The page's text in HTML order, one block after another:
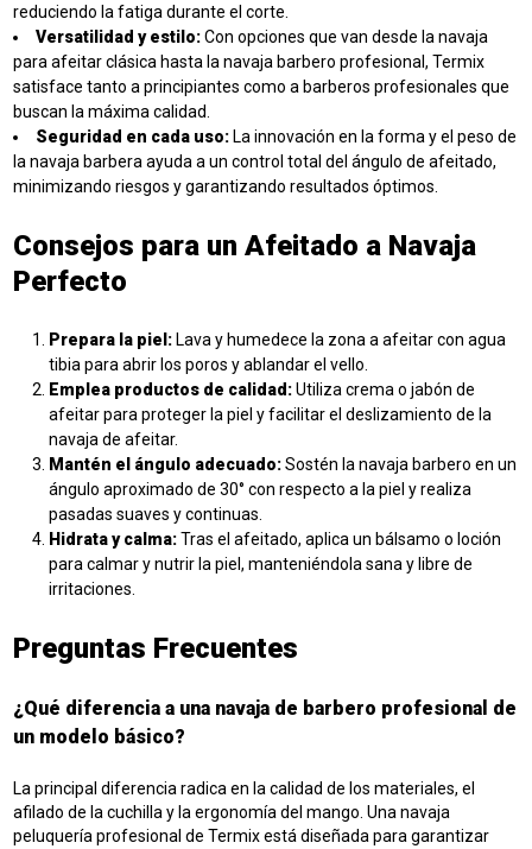
reduciendo la fatiga durante el corte.
Versatilidad y estilo:Con opciones que van desde la navaja
para afeitar clásica hasta la navaja barbero profesional, Termix
satisface tanto a principiantes como a barberos profesionales que
buscan la máxima calidad.
Seguridad en cada uso: La innovación en la forma y el peso de
la navaja barbera ayuda a un control total del ángulo de afeitado,
minimizando riesgos y garantizando resultados óptimos.
Consejos para un Afeitado a Navaja
Perfecto
Prepara la piel: Lava y humedece la zona a afeitar con agua
tibia para abrir los poros y ablandar el vello.
Emplea productos de calidad:Utiliza crema o jabón de
afeitar para proteger la piel y facilitar el deslizamiento de la
navaja de afeitar.
Mantén el ángulo adecuado:Sostén la navaja barbero en un
ángulo aproximado de 30° con respecto a la piel y realiza
pasadas suaves y continuas.
Hidrata y calma:Tras el afeitado, aplica un bálsamo o loción
para calmar y nutrir la piel, manteniéndola sana y libre de
irritaciones.
Preguntas Frecuentes
¿Qué diferencia a una navaja de barbero profesional de
un modelo básico?
La principal diferencia radica en la calidad de los materiales, el
afilado de la cuchilla y la ergonomía del mango. Una navaja
peluquería profesional de Termix está diseñada para garantizar